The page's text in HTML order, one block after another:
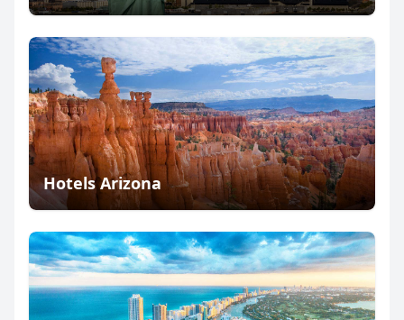
Hotels Arizona